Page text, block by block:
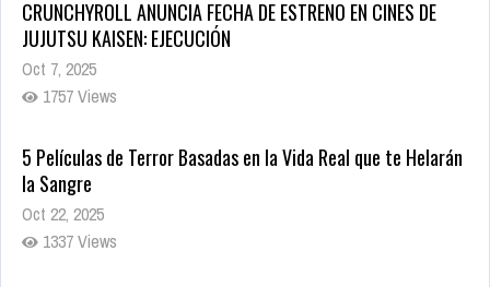
CRUNCHYROLL ANUNCIA FECHA DE ESTRENO EN CINES DE
JUJUTSU KAISEN: EJECUCIÓN
Oct 7, 2025
1757 Views
5 Películas de Terror Basadas en la Vida Real que te Helarán
la Sangre
Oct 22, 2025
1337 Views